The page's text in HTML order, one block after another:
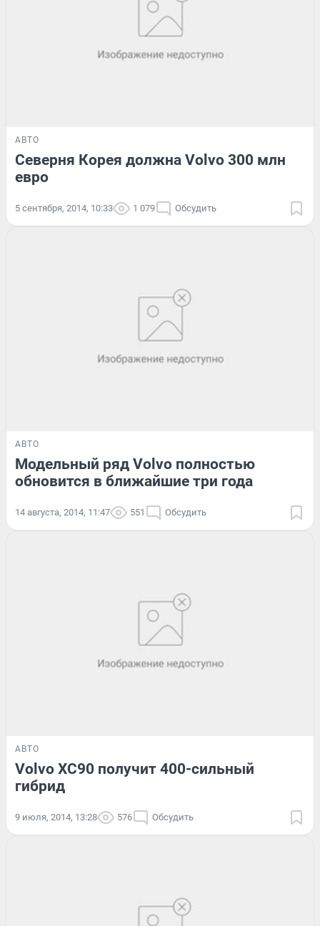
АВТО
Северня Корея должна Volvo 300 млн
евро
5 сентября, 2014, 10:33 1 079 Обсудить
АВТО
Модельный ряд Volvo полностью
обновится в ближайшие три года
14 августа, 2014, 11:47 551 Обсудить
АВТО
Volvo XC90 получит 400-сильный
гибрид
9 июля, 2014, 13:28 576 Обсудить